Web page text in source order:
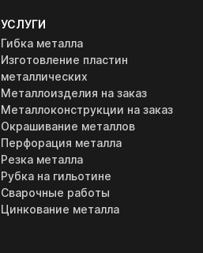
УСЛУГИ
Гибка металла
Изготовление пластин
металлических
Металлоизделия на заказ
Металлоконструкции на заказ
Окрашивание металлов
Перфорация металла
Резка металла
Рубка на гильотине
Сварочные работы
Цинкование металла